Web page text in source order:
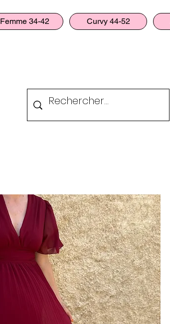
Femme 34-42 Curvy 44-52